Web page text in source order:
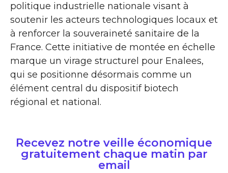
politique industrielle nationale visant à
soutenir les acteurs technologiques locaux et
à renforcer la souveraineté sanitaire de la
France. Cette initiative de montée en échelle
marque un virage structurel pour Enalees,
qui se positionne désormais comme un
élément central du dispositif biotech
régional et national.
Recevez notre veille économique
gratuitement chaque matin par
email